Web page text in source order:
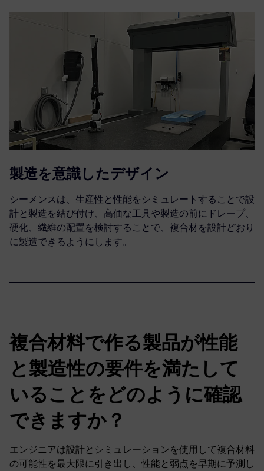
製造を意識したデザイン
シーメンスは、生産性と性能をシミュレートすることで設
計と製造を結び付け、高価な工具や製造の前にドレープ、
硬化、繊維の配置を検討することで、複合材を設計どおり
に製造できるようにします。
複合材料で作る製品が性能
と製造性の要件を満たして
いることをどのように確認
できますか？
エンジニアは設計とシミュレーションを使用して複合材料
の可能性を最大限に引き出し、性能と弱点を早期に予測し